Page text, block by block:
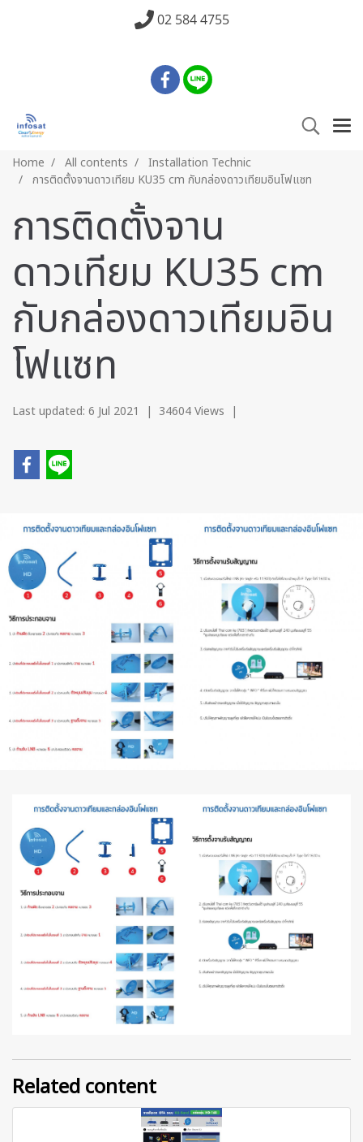
02 584 4755
Home All contents
Installation Technic
การติดตั้งจานดาวเทียม KU35 cm กับกล่องดาวเทียมอินโฟแซท
การติดตั้งจาน
ดาวเทียม KU35 cm
กับกล่องดาวเทียมอิน
โฟแซท
Last updated: 6 Jul 2021 | 34604 Views |
Related content